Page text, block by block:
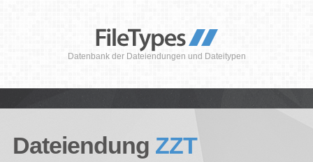
Datenbank der Dateiendungen und Dateitypen
Dateiendung ZZT